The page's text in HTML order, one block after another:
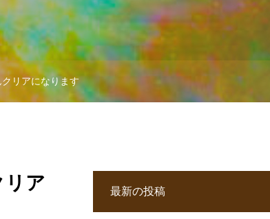
リアになります
リア
最新の投稿